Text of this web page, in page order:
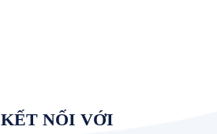
KẾT NỐI VỚI